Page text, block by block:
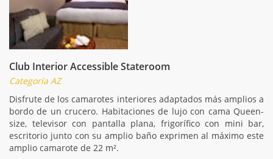
Club Interior Accessible Stateroom
Categoría AZ
Disfrute de los camarotes interiores adaptados más amplios a
bordo de un crucero. Habitaciones de lujo con cama Queen-
size, televisor con pantalla plana, frigorífico con mini bar,
escritorio junto con su amplio baño exprimen al máximo este
amplio camarote de 22 m².